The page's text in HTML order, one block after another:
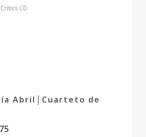
Critics CD
Abril│Cuarteto de